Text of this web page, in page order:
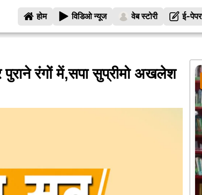
होम विडिओ न्यूज वेब स्टोरी ई-पेपर
पुराने रंगों में,सपा सुप्रीमो अखलेश